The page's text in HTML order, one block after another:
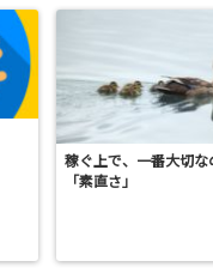
稼ぐ上で、一番大切な
「素直さ」